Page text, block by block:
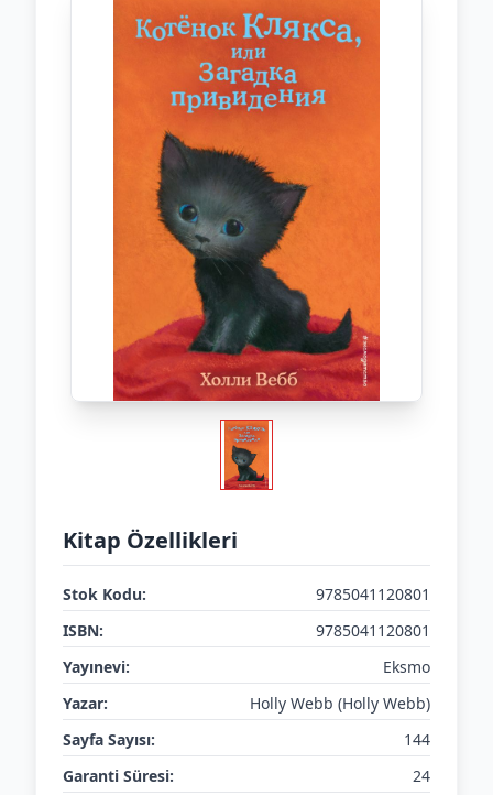
Kitap Özellikleri
Stok Kodu:
9785041120801
ISBN:
9785041120801
Yayınevi:
Eksmo
Yazar:
Holly Webb (Holly Webb)
Sayfa Sayısı:
144
Garanti Süresi:
24